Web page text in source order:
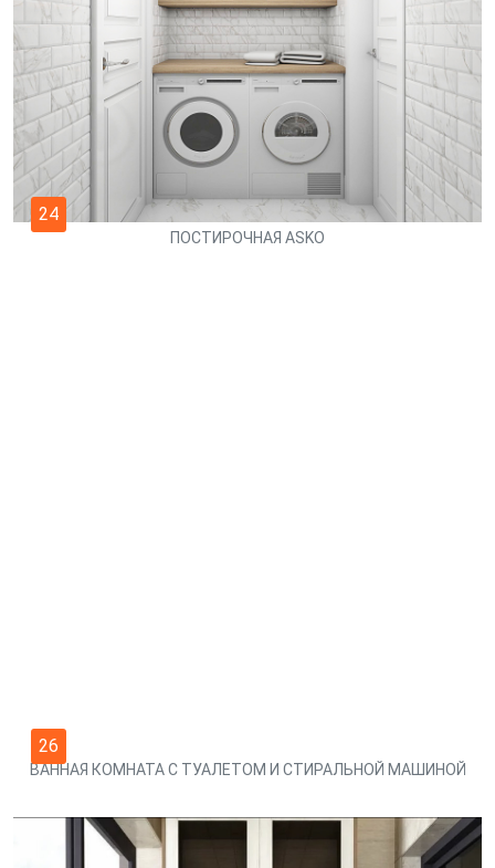
24
ПОСТИРОЧНАЯ ASKO
26
ВАННАЯ КОМНАТА С ТУАЛЕТОМ И СТИРАЛЬНОЙ МАШИНОЙ